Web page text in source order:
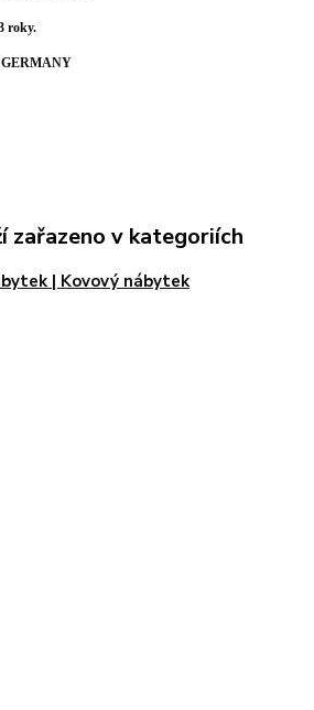
roky.
GERMANY
zařazeno v kategoriích
| Kovový nábytek